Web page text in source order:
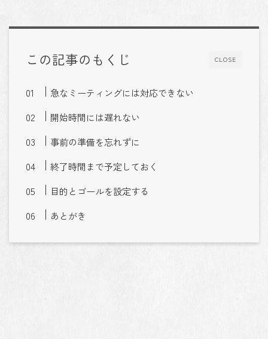
CLOSE
この記事のもくじ
急なミーティングには対応できない
開始時間には遅れない
事前の準備を忘れずに
終了時間まで予定しておく
目的とゴールを設定する
あとがき